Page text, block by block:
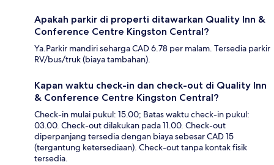
Apakah parkir di properti ditawarkan Quality Inn &
Conference Centre Kingston Central?
Ya.Parkir mandiri seharga CAD 6.78 per malam. Tersedia parkir
RV/bus/truk (biaya tambahan).
Kapan waktu check-in dan check-out di Quality Inn
& Conference Centre Kingston Central?
Check-in mulai pukul: 15.00; Batas waktu check-in pukul:
03.00. Check-out dilakukan pada 11.00. Check-out
diperpanjang tersedia dengan biaya sebesar CAD 15
(tergantung ketersediaan). Check-out tanpa kontak fisik
tersedia.